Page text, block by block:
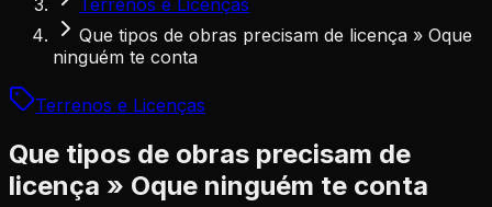
Terrenos e Licenças
Que tipos de obras precisam de licença » Oque
ninguém te conta
Terrenos e Licenças
Que tipos de obras precisam de
licença » Oque ninguém te conta